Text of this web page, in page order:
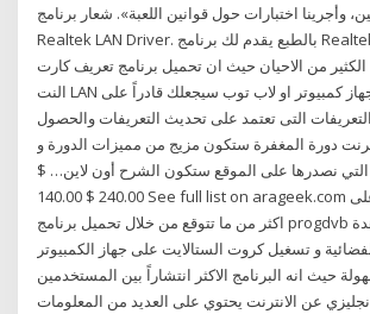
وأجرينا اختبارات حول قوانين اللعبة». شعار برنامج
Realtek LAN Driver. بالطبع يقدم لك برنامج Realtek LAN Driver افضل
من الاحيان حيث ان تحميل برنامج تعريف كارت
النت LAN المتاح لاي جهاز كمبيوتر او لاب توب سيجعلك قادراً على
التى تعتمد على تحديث التعريفات والحصول
دورة المغفرة ستكون مزيج من مميزات الدورة و
نصدرها على الموقع ستكون الشرح أون لاين… $
240.00 $ 140.00 See full list on arageek.com ستحصل بالطبع على
اكثر من ما تتوقع من خلال تحميل برنامج progdvb اخر اصدار لمشاهدة
و تسغيل كروت الستالايت على جهاز الكمبيوتر
حيث انه البرنامج الاكثر انتشاراً بين المستخدمين
عن الانترنت يحتوي على العديد من المعلومات